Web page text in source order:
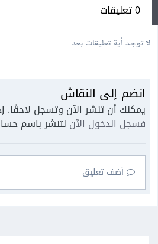
0 تعليقات
لا توجد أية تعليقات بعد
انضم إلى النقاش
يمكنك أن تنشر الآن وتسجل لاحقًا.
فسجل الدخول الآن لتنشر باسم
أضف تعليق